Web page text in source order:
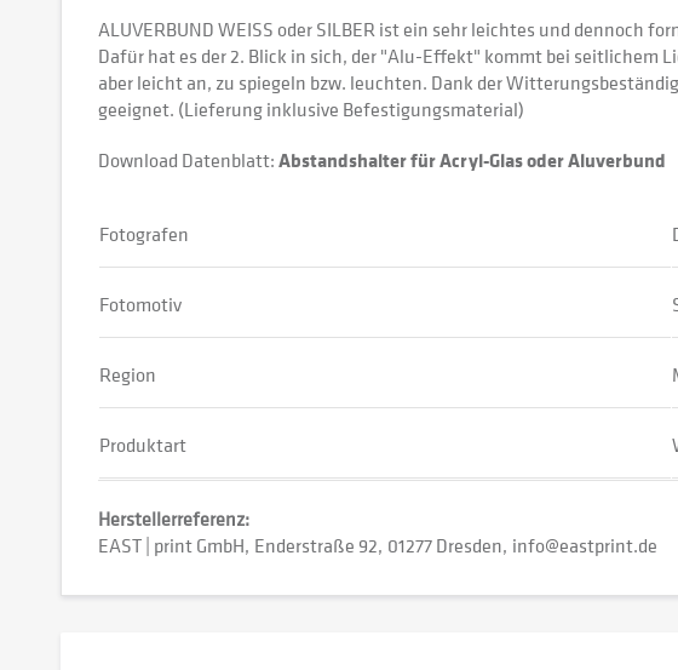
ALUVERBUND WEISS oder SILBER ist ein sehr leichtes und dennoch
Dafür hat es der 2. Blick in sich, der "Alu-Effekt" kommt bei seitlichem
aber leicht an, zu spiegeln bzw. leuchten. Dank der
geeignet. (Lieferung inklusive Befestigungsmaterial)
Download Datenblatt:Abstandshalter für Acryl-Glas oder Aluverbund
Fotografen
Fotomotiv
Region
Produktart
Herstellerreferenz:
EAST | print GmbH Enderstraße 92 01277 Dresden info@eastprint.de